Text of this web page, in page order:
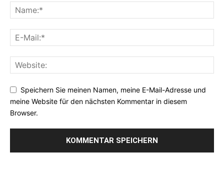
Speichern Sie meinen Namen, meine E-Mail-Adresse und
meine Website für den nächsten Kommentar in diesem
Browser.